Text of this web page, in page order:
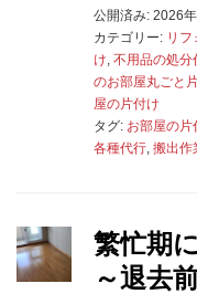
公開済み: 2026
カテゴリー: リ
け 不用品の処分
のお部屋丸ごと
屋の片付け
タグ: お部屋の片
各種代行 搬出作
繁忙期
～退去